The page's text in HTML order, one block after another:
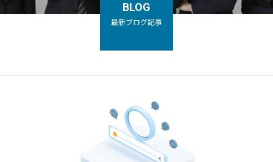
BLOG
最新ブログ記事